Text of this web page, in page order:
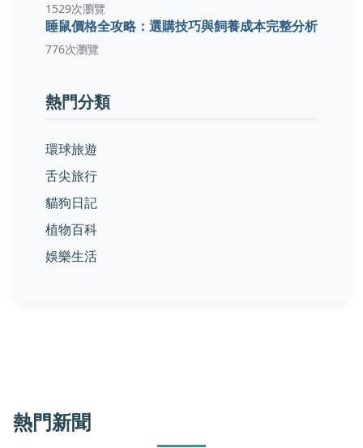
1529次瀏覽
睡鼠價格全攻略：選購技巧與飼養成本完整分析
776次瀏覽
熱門分類
環球旅遊
舌尖旅行
貓狗日記
植物百科
娛樂生活
熱門新聞